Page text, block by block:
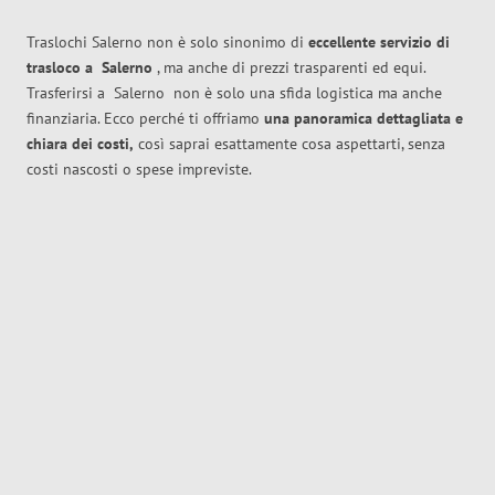
Traslochi Salerno non è solo sinonimo di eccellente servizio di
trasloco a Salerno , ma anche di prezzi trasparenti ed equi.
Trasferirsi a Salerno non è solo una sfida logistica ma anche
finanziaria. Ecco perché ti offriamo una panoramica dettagliata e
chiara dei costi, così saprai esattamente cosa aspettarti, senza
costi nascosti o spese impreviste.